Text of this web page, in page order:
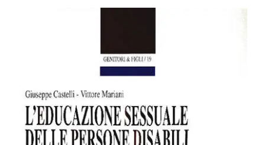
BIOGRAFIE